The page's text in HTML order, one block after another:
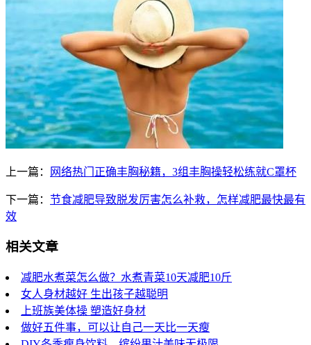
上一篇： 网络热门正确丰胸秘籍，3组丰胸操轻松练就C罩杯
下一篇： 节食减肥导致脱发厉害怎么补救，怎样减肥最快最有
效
相关文章
减肥水煮菜怎么做？水煮青菜10天减肥10斤
女人身材越好 生出孩子越聪明
上班族美体操 塑造好身材
做好五件事，可以让自己一天比一天瘦